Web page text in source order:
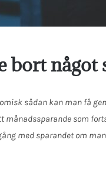
bort
sådan kan man få
månadssparande som
med sparandet om